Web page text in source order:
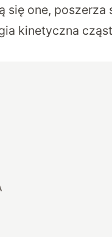
się one, poszerza
kinetyczna